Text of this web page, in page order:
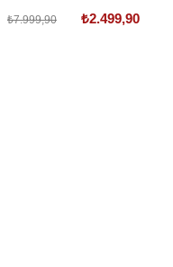
₺2.499,90
₺7.999,90